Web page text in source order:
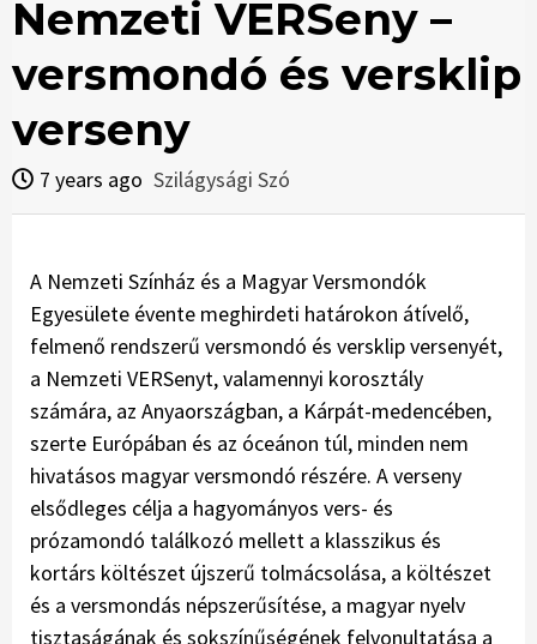
Nemzeti VERSeny –
versmondó és versklip
verseny
7 years ago Szilágysági Szó
A Nemzeti Színház és a Magyar Versmondók
Egyesülete évente meghirdeti határokon átívelő,
felmenő rendszerű versmondó és versklip versenyét,
a Nemzeti VERSenyt, valamennyi korosztály
számára, az Anyaországban, a Kárpát-medencében,
szerte Európában és az óceánon túl, minden nem
hivatásos magyar versmondó részére. A verseny
elsődleges célja a hagyományos vers- és
prózamondó találkozó mellett a klasszikus és
kortárs költészet újszerű tolmácsolása, a költészet
és a versmondás népszerűsítése, a magyar nyelv
tisztaságának és sokszínűségének felvonultatása a